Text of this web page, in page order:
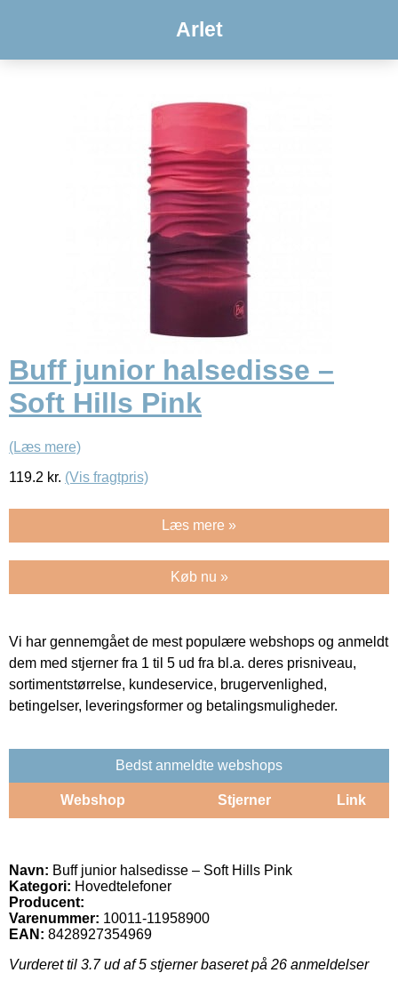
Arlet
Buff junior halsedisse –
Soft Hills Pink
(Læs mere)
119.2 kr. (Vis fragtpris)
Læs mere »
Køb nu »
Vi har gennemgået de mest populære webshops og anmeldt
dem med stjerner fra 1 til 5 ud fra bl.a. deres prisniveau,
sortimentstørrelse, kundeservice, brugervenlighed,
betingelser, leveringsformer og betalingsmuligheder.
Bedst anmeldte webshops
Webshop Stjerner Link
Navn: Buff junior halsedisse – Soft Hills Pink
Kategori: Hovedtelefoner
Producent:
Varenummer: 10011-11958900
EAN: 8428927354969
Vurderet til 3.7ud af 5 stjerner baseret på 26 anmeldelser